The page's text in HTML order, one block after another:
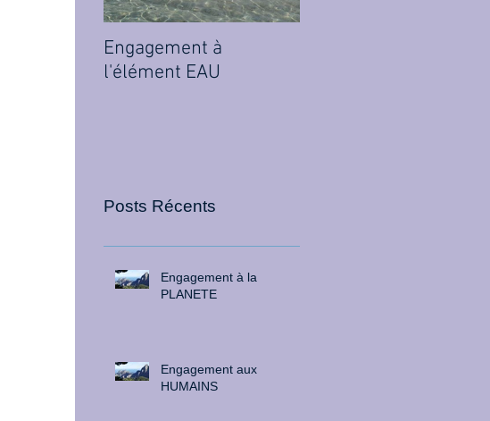
Engagement à
l'élément EAU
Posts Récents
Engagement à la
PLANETE
Engagement aux
HUMAINS